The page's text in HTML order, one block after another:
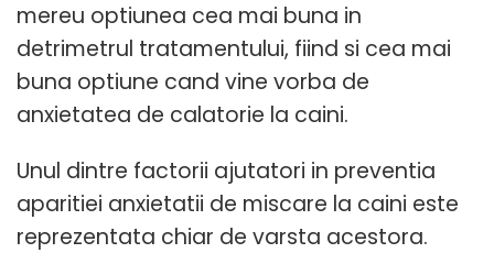
mereu optiunea cea mai buna in
detrimetrul tratamentului, fiind si cea mai
buna optiune cand vine vorba de
anxietatea de calatorie la caini.
Unul dintre factorii ajutatori in preventia
aparitiei anxietatii de miscare la caini este
reprezentata chiar de varsta acestora.